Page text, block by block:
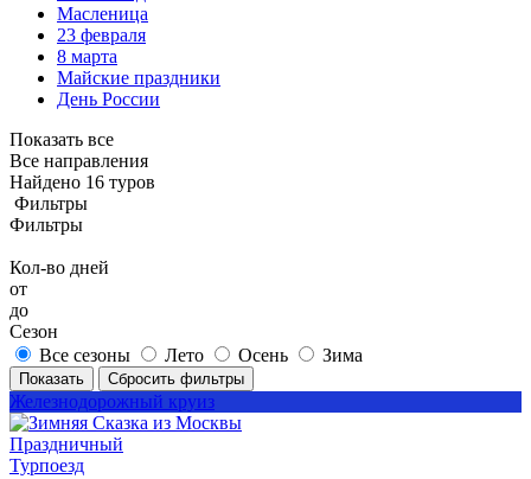
Масленица
23 февраля
8 марта
Майские праздники
День России
Показать все
Все направления
Найдено 16 туров
Фильтры
Фильтры
Кол-во дней
от
до
Сезон
Все сезоны
Лето Осень Зима
Показать Сбросить фильтры
Железнодорожный круиз
Праздничный
Турпоезд